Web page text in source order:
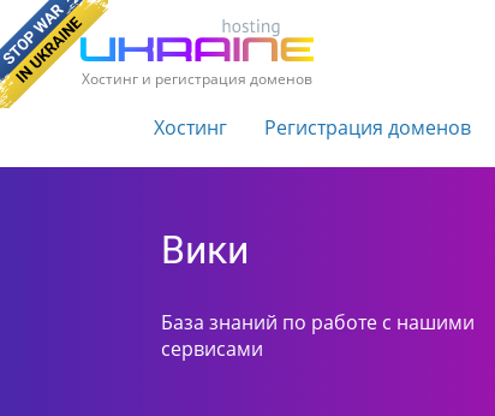
Хостинг и регистрация доменов
Хостинг Регистрация доменов
Вики
База знаний по работе с нашими
сервисами